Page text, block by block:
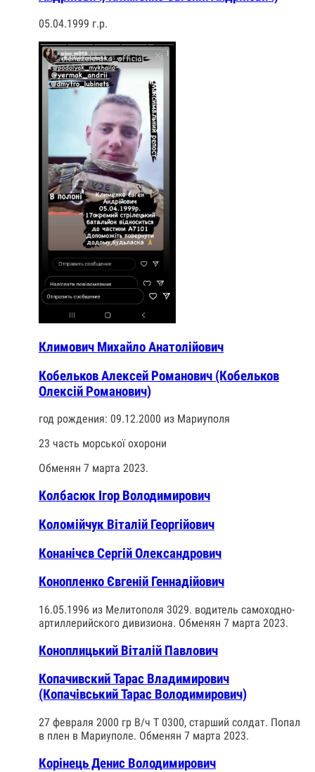
05.04.1999 г.р.
Климович Михайло Анатолійович
Кобельков Алексей Романович (Кобельков
Олексій Романович)
год рождения: 09.12.2000 из Мариуполя
23 часть морської охорони
Обменян 7 марта 2023.
Колбасюк Ігор Володимирович
Коломійчук Віталій Георгійович
Конанічєв Сергій Олександрович
Конопленко Євгеній Геннадійович
16.05.1996 из Мелитополя 3029. водитель самоходно-
артиллерийского дивизиона. Обменян 7 марта 2023.
Коноплицький Віталій Павлович
Копачивский Тарас Владимирович
(Копачівський Тарас Володимирович)
27 февраля 2000 гр В/ч Т 0300, старший солдат. Попал
в плен в Мариуполе. Обменян 7 марта 2023.
Корінець Денис Володимирович